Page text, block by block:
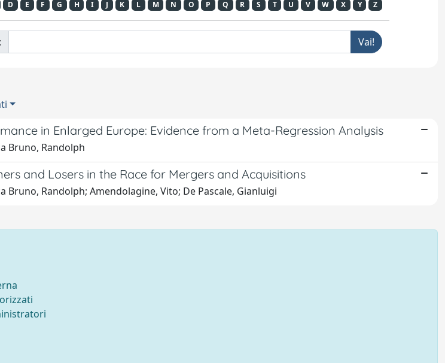
D E F G H I J K L M N O P Q R S T U V W X Y Z
in Enlarged Europe: Evidence from a Meta-Regression Analysis
Bruno, Randolph
and Losers in the Race for Mergers and Acquisitions
Bruno, Randolph; Amendolagine, Vito; De Pascale, Gianluigi